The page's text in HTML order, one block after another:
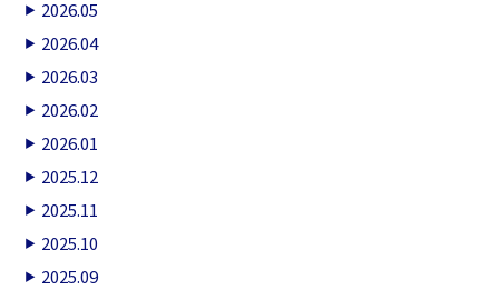
2026.05
2026.04
2026.03
2026.02
2026.01
2025.12
2025.11
2025.10
2025.09